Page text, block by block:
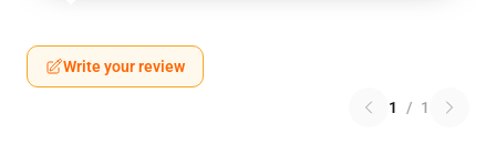
Write your review
1 / 1